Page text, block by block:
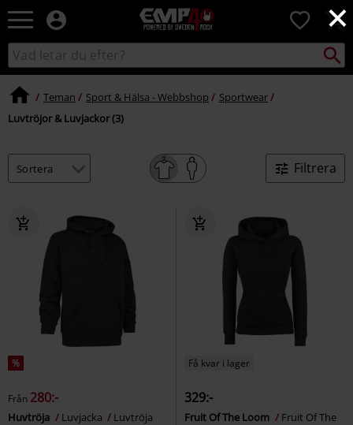
×
EMP
-
Musik,
TV
&
Mode
0
Sök
i
Sök
Teman Sport & Hälsa - Webbshop
Sportwear
Luvtröjor & Luvjackor (3)
Filtrera
%
Från 280:-
Huvtröja Luvjacka Luvtröja
Få kvar i lager
329:-
Fruit Of The Loom
Fruit Of The